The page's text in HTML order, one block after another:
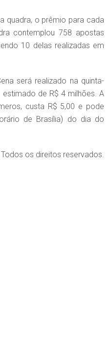
quadra, o prêmio para cada
contemplou 758 apostas
10 delas realizadas em
será realizado na quinta-
de R$ 4 milhões. A
custa R$ 5,00 e pode
de Brasília) do dia do
os direitos reservados.